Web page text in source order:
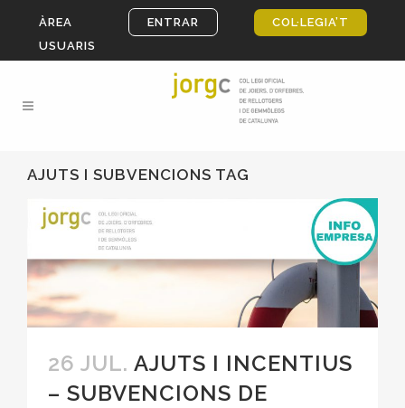
ÀREA
USUARIS
ENTRAR COL·LEGIA’T
AJUTS I SUBVENCIONS TAG
26 JUL. AJUTS I INCENTIUS
– SUBVENCIONS DE